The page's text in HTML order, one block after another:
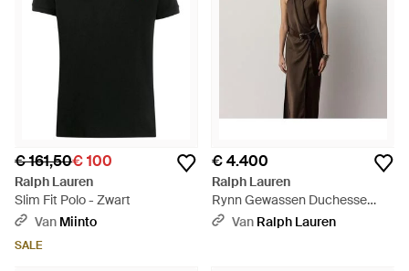
€ 161,50€ 100
Ralph Lauren
Slim Fit Polo - Zwart
Van Miinto
SALE
€ 4.400
Ralph Lauren
Rynn Gewassen Duchesse
Avondjurk - Zwart
Van Ralph Lauren